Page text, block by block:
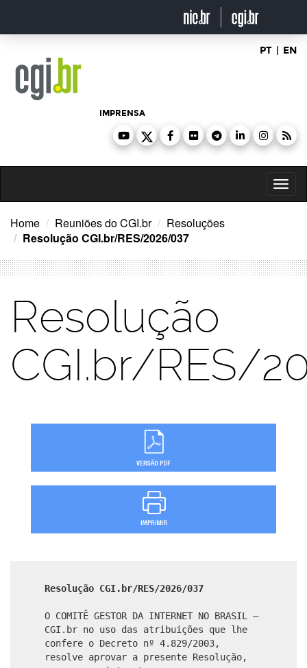
o
PT | EN
IMPRENSA
Home Reuniões do CGI.br
Resoluções
Resolução CGI.br/RES/2026/037
Resolução
CGI.br/RES/
Resolução CGI.br/RES/2026/037
O COMITÊ GESTOR DA INTERNET NO BRASIL –
CGI.br no uso das atribuições que lhe
confere o Decreto nº 4.829/2003,
resolve aprovar a presente Resolução,